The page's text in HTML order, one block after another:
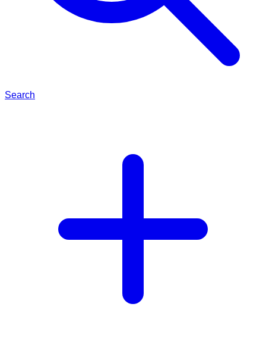
Search